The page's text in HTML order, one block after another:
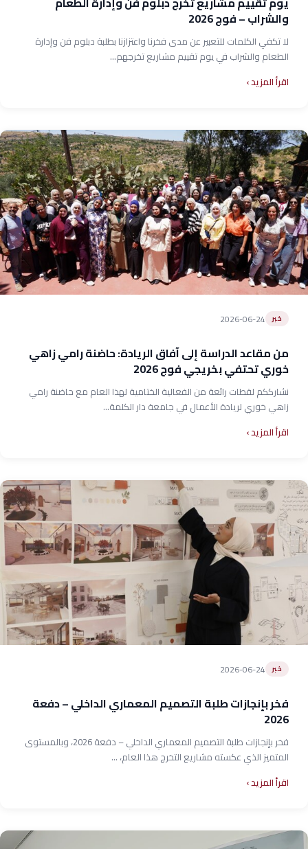
والشراب – فوج 2026
لا تكفي الكلمات للتعبير عن مدى فخرنا واعتزازنا بطلبة دبلوم فن وإدارة
الطعام والشراب في يوم تقييم مشاريع تخرجهم...
اقرأ المزيد
خبر 2026-06-24
من مقاعد الدراسة إلى آفاق الريادة: حاضنة رامي زاهي
خوري تحتفي بخريجي فوج 2026
نشارككم لقطات رائعة من الفعالية الختامية لهذا العام مع حاضنة رامي
زاهي خوري لريادة الأعمال في جامعة دار الكلمة...
اقرأ المزيد
خبر 2026-06-24
فخر بإنجازات طلبة التصميم المعماري الداخلي – دفعة
2026
فخر بإنجازات طلبة التصميم المعماري الداخلي – دفعة 2026، وبالمستوى
المتميز الذي عكسته مشاريع التخرج هذا العام، ...
اقرأ المزيد